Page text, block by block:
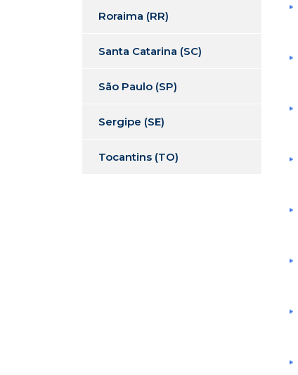
Roraima (RR)
Santa Catarina (SC)
São Paulo (SP)
Sergipe (SE)
Tocantins (TO)